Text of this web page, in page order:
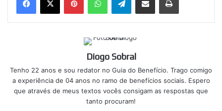
Diogo Sobral
Tenho 22 anos e sou redator no Guia do Benefício. Trago comigo
a experiência de 04 anos no ramo de benefícios sociais. Espero
que através de meus textos vocês consigam as respostas que
tanto procuram!